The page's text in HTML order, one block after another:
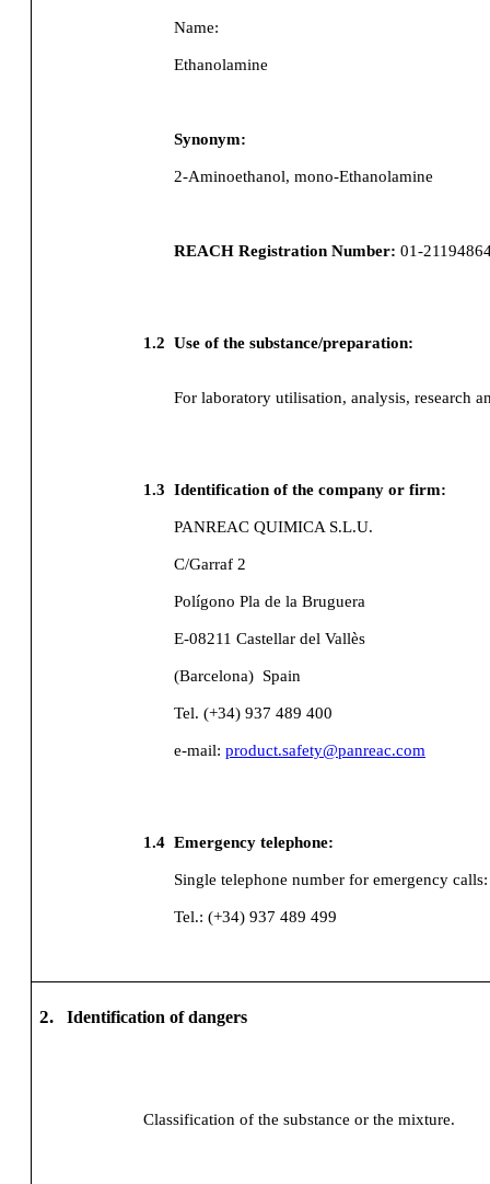
Name:
Ethanolamine
Synonym:
2-Aminoethanol, mono-Ethanolamine
REACH Registration Number: 01-
1.2 Use of the substance/preparation:
For laboratory utilisation, analysis, research
1.3 Identification of the company or firm:
PANREAC QUIMICA S.L.U.
C/Garraf 2
Polígono Pla de la Bruguera
E-08211 Castellar del Vallès
(Barcelona) Spain
Tel. (+34) 937 489 400
e-mail:product.safety@panreac.com
1.4 Emergency telephone:
Single telephone number for emergency
Tel.: (+34) 937 489 499
2. Identification of dangers
Classification of the substance or the mixture.